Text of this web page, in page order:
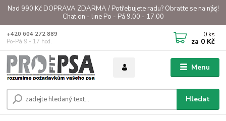
Nad 990 Kč DOPRAVA ZDARMA / Potřebujete radu? Obraťte se na nás!
Chat on - line Po - Pá 9.00 - 17.00
Menu
Hledat
+420 604 272 889
Po-Pá 9 - 17 hod.
0 ks
za 0 Kč